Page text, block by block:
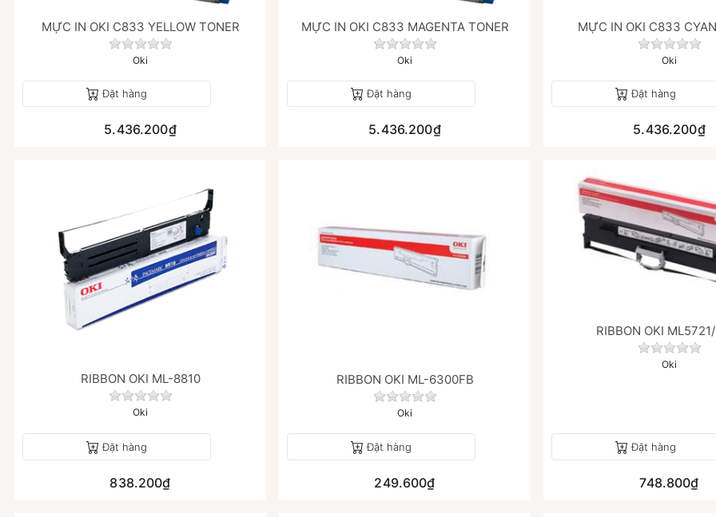
MỰC IN OKI C833 YELLOW TONER
Chưa có đánh giá nào cho sản phẩm này.
Oki
Đặt hàng
5.436.200₫
MỰC IN OKI C833 MAGENTA TONER
Chưa có đánh giá nào cho sản phẩm này.
Oki
Đặt hàng
5.436.200₫
MỰC IN OKI C833
Chưa có
Oki
Đặt hàng
5.436.200₫
RIBBON OKI ML-8810
Chưa có đánh giá nào cho sản phẩm này.
Oki
Đặt hàng
838.200₫
RIBBON OKI ML-6300FB
Chưa có đánh giá nào cho sản phẩm này.
Oki
Đặt hàng
249.600₫
RIBBON OKI
Chưa có
Oki
Đặt hàng
748.800₫